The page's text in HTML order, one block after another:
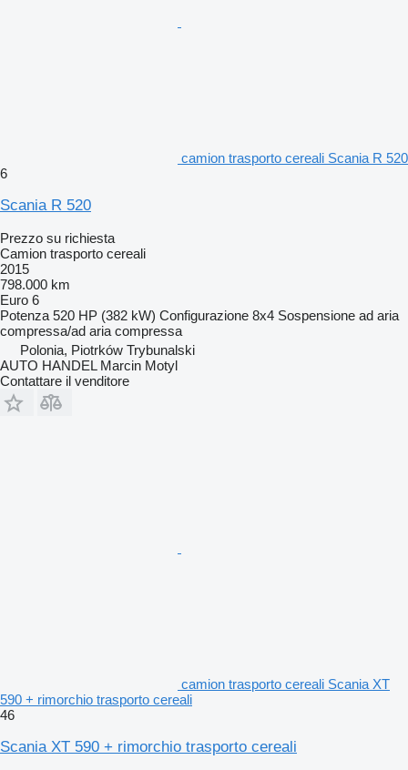
camion trasporto cereali Scania R 520
6
Scania R 520
Prezzo su richiesta
Camion trasporto cereali
2015
798.000 km
Euro 6
Potenza 520 HP (382 kW) Configurazione 8x4 Sospensione ad aria
compressa/ad aria compressa
Polonia, Piotrków Trybunalski
AUTO HANDEL Marcin Motyl
Contattare il venditore
camion trasporto cereali Scania XT
590 + rimorchio trasporto cereali
46
Scania XT 590 + rimorchio trasporto cereali